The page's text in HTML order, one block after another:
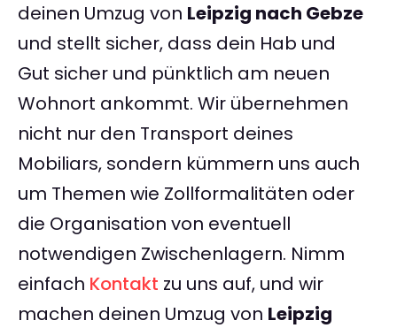
deinen Umzug von Leipzig nach Gebze
und stellt sicher, dass dein Hab und
Gut sicher und pünktlich am neuen
Wohnort ankommt. Wir übernehmen
nicht nur den Transport deines
Mobiliars, sondern kümmern uns auch
um Themen wie Zollformalitäten oder
die Organisation von eventuell
notwendigen Zwischenlagern. Nimm
einfach Kontakt zu uns auf, und wir
machen deinen Umzug von Leipzig